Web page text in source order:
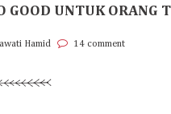
GOOD UNTUK ORANG
Hamid 14 comment